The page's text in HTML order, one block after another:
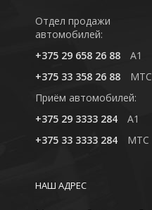
Отдел продажи
автомобилей:
+375 29 658 26 88
A1
+375 33 358 26 88
MTC
Приём автомобилей:
+375 29 3333 284
A1
+375 33 3333 284
MTC
НАШ АДРЕС